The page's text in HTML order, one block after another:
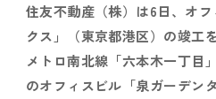
住友不動産（株）は6日、オ
クス」（東京都港区）の竣
メトロ南北線「六本木一丁目
のオフィスビル「泉ガーデン